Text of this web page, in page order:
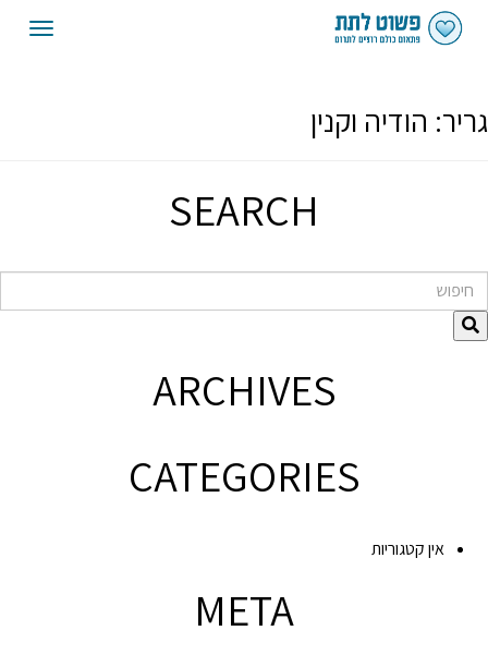
גריר: הודיה וקנין
SEARCH
חיפוש
ARCHIVES
CATEGORIES
אין קטגוריות
META